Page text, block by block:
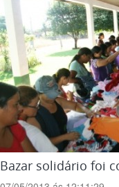
Bazar solidário foi